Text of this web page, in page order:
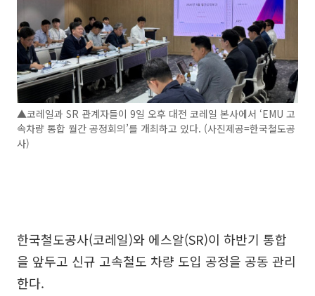
▲코레일과 SR 관계자들이 9일 오후 대전 코레일 본사에서 ‘EMU 고
속차량 통합 월간 공정회의’를 개최하고 있다. (사진제공=한국철도공
사)
한국철도공사(코레일)와 에스알(SR)이 하반기 통합
을 앞두고 신규 고속철도 차량 도입 공정을 공동 관리
한다.